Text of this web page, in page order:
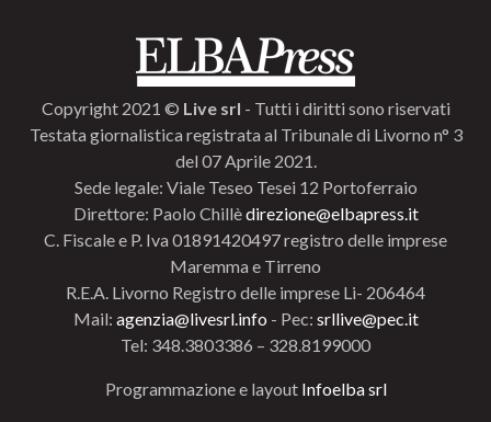
Copyright 2021 © Live srl - Tutti i diritti sono riservati
Testata giornalistica registrata al Tribunale di Livorno n° 3
del 07 Aprile 2021.
Sede legale: Viale Teseo Tesei 12 Portoferraio
Direttore: Paolo Chillèdirezione@elbapress.it
C. Fiscale e P. Iva 01891420497 registro delle imprese
Maremma e Tirreno
R.E.A. Livorno Registro delle imprese Li- 206464
Mail: agenzia@livesrl.info - Pec: srllive@pec.it
Tel: 348.3803386 – 328.8199000
Programmazione e layout Infoelba srl